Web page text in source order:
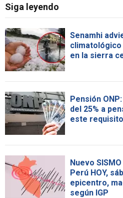
Siga leyendo
Senamhi
en la sierra
Pensión
del 25% a
este requisito
Nuevo
Perú HOY,
epicentro,
según IGP